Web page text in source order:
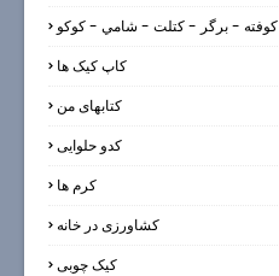
كوفته - برگر - كتلت - شامي - كوكو
کاپ کیک ها
کتابهای من
کدو حلوایی
کرم ها
کشاورزی در خانه
کیک چوبی